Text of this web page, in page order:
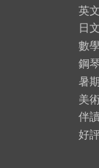
英
日
數
鋼
暑
美
伴
好